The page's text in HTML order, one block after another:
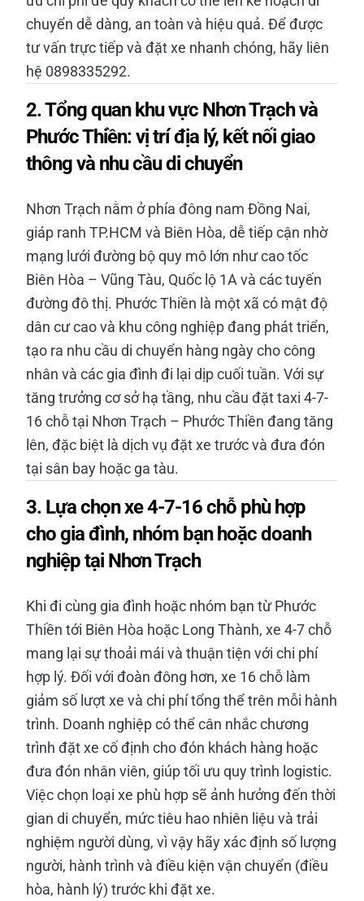
chuyển dễ dàng, an toàn và hiệu quả. Để được
tư vấn trực tiếp và đặt xe nhanh chóng, hãy liên
hệ 0898335292.
2. Tổng quan khu vực Nhơn Trạch và
Phước Thiền: vị trí địa lý, kết nối giao
thông và nhu cầu di chuyển
Nhơn Trạch nằm ở phía đông nam Đồng Nai,
giáp ranh TP.HCM và Biên Hòa, dễ tiếp cận nhờ
mạng lưới đường bộ quy mô lớn như cao tốc
Biên Hòa – Vũng Tàu, Quốc lộ 1A và các tuyến
đường đô thị. Phước Thiền là một xã có mật độ
dân cư cao và khu công nghiệp đang phát triển,
tạo ra nhu cầu di chuyển hàng ngày cho công
nhân và các gia đình đi lại dịp cuối tuần. Với sự
tăng trưởng cơ sở hạ tầng, nhu cầu đặt taxi 4-7-
16 chỗ tại Nhơn Trạch – Phước Thiền đang tăng
lên, đặc biệt là dịch vụ đặt xe trước và đưa đón
tại sân bay hoặc ga tàu.
3. Lựa chọn xe 4-7-16 chỗ phù hợp
cho gia đình, nhóm bạn hoặc doanh
nghiệp tại Nhơn Trạch
Khi đi cùng gia đình hoặc nhóm bạn từ Phước
Thiền tới Biên Hòa hoặc Long Thành, xe 4-7 chỗ
mang lại sự thoải mái và thuận tiện với chi phí
hợp lý. Đối với đoàn đông hơn, xe 16 chỗ làm
giảm số lượt xe và chi phí tổng thể trên mỗi hành
trình. Doanh nghiệp có thể cân nhắc chương
trình đặt xe cố định cho đón khách hàng hoặc
đưa đón nhân viên, giúp tối ưu quy trình logistic.
Việc chọn loại xe phù hợp sẽ ảnh hưởng đến thời
gian di chuyển, mức tiêu hao nhiên liệu và trải
nghiệm người dùng, vì vậy hãy xác định số lượng
người, hành trình và điều kiện vận chuyển (điều
hòa, hành lý) trước khi đặt xe.